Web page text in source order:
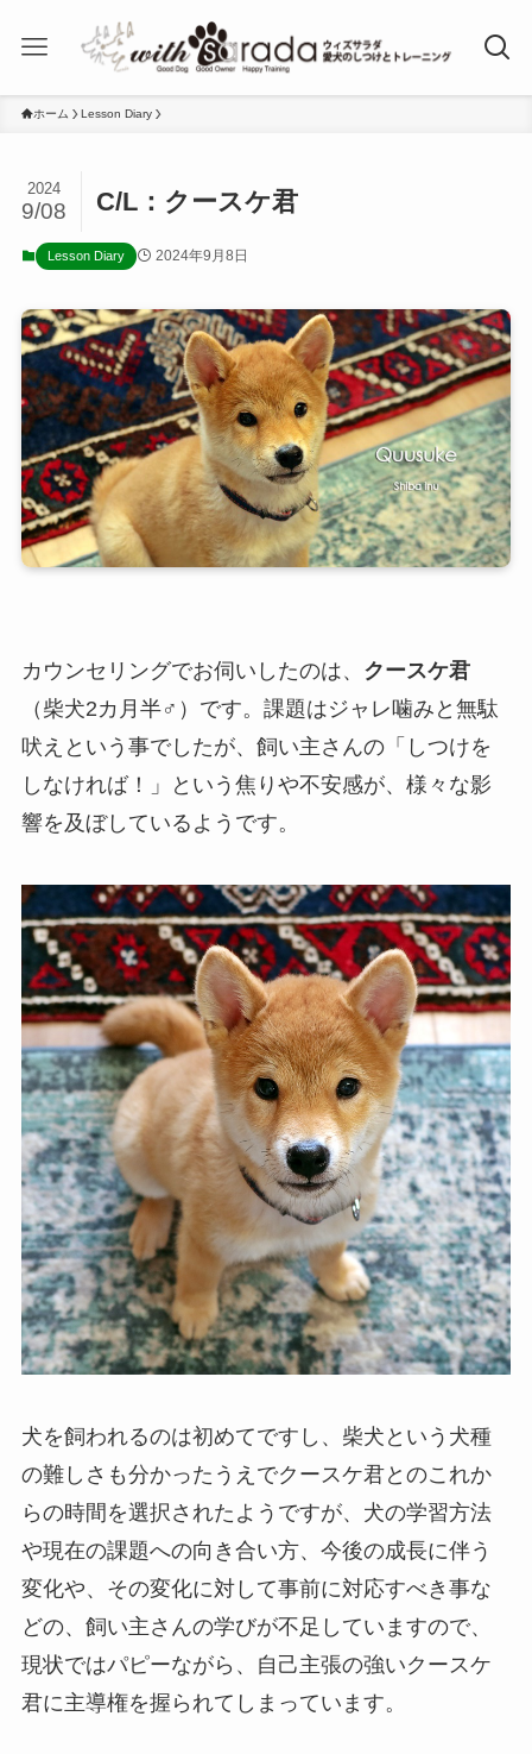
ホーム Lesson Diary
C/L：クースケ君
2024
9/08
Lesson Diary 2024年9月8日
カウンセリングでお伺いしたのは、 クースケ君
（柴犬2カ月半♂）です。課題はジャレ噛みと無駄
吠えという事でしたが、飼い主さんの「しつけを
しなければ！」という焦りや不安感が、様々な影
響を及ぼしているようです。
犬を飼われるのは初めてですし、柴犬という犬種
の難しさも分かったうえでクースケ君とのこれか
らの時間を選択されたようですが、犬の学習方法
や現在の課題への向き合い方、今後の成長に伴う
変化や、その変化に対して事前に対応すべき事な
どの、飼い主さんの学びが不足していますので、
現状ではパピーながら、自己主張の強いクースケ
君に主導権を握られてしまっています。